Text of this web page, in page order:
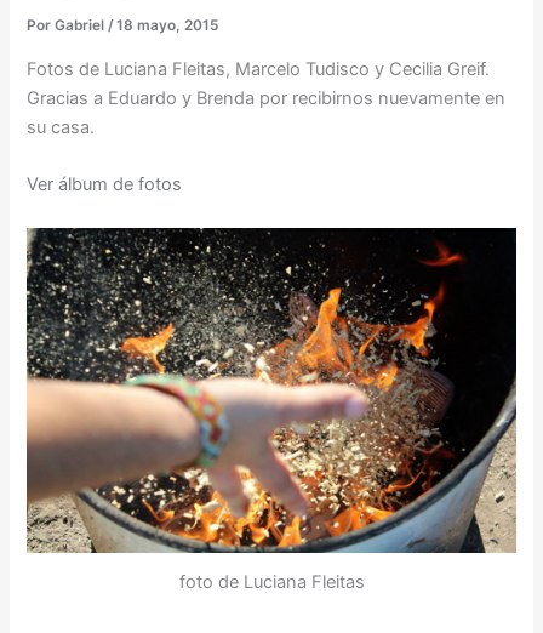
PorGabriel/18 mayo, 2015
Fotos de Luciana Fleitas, Marcelo Tudisco y Cecilia Greif.
Gracias a Eduardo y Brenda por recibirnos nuevamente en
su casa.
Ver álbum de fotos
foto de Luciana Fleitas